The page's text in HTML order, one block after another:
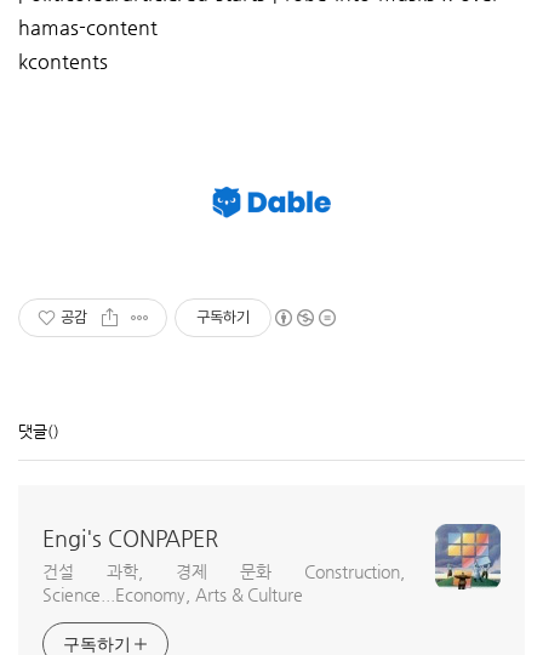
hamas-content
kcontents
공감 구독하기
댓글()
Engi's CONPAPER
건설 과학, 경제 문화 Construction,
Science...Economy, Arts & Culture
구독하기